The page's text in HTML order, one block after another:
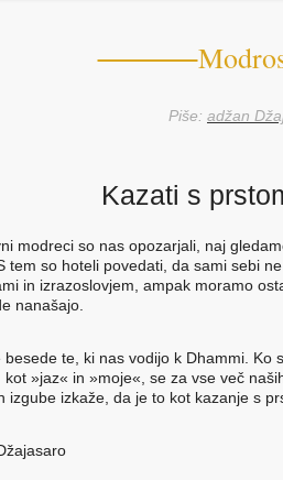
Piše: adžan
Kazati s
modreci so nas opozarjali, naj
tem so hoteli povedati, da sami sebi
in izrazoslovjem, ampak moramo
nanašajo.
besede te, ki nas vodijo k Dhammi. Ko
kot »jaz« in »moje«, se za vse več
izgube izkaže, da je to kot kazanje s